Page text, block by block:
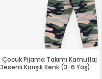
Çocuk Pijama Takımı Kamuflaj
Karışık Renk (3-6 Yaş)